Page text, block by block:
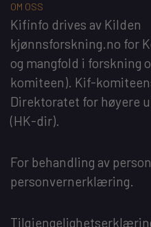
OM OSS
Kifinfo drives av Kilden
kjønnsforskning.no for
og mangfold i forskning
komiteen). Kif-
Direktoratet for høyere
(HK-dir).
For behandling av
personvernerklæring.